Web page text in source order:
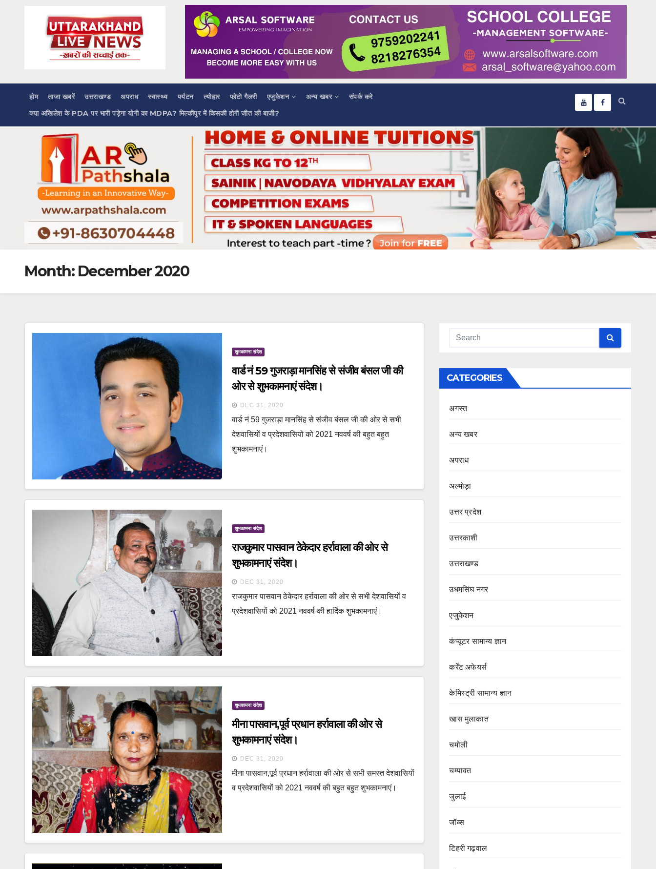
होम ताजा खबरें उत्तराखण्ड अपराध स्वास्थ्य पर्यटन त्योहार फोटो गैलरी एजुकेशन अन्य खबर
संपर्क करे
क्या अखिलेश के PDA पर भारी पड़ेगा योगी का MDPA? मिल्कीपुर में किसकी होगी जीत की बाजी?
Month: December 2020
शुभकामना संदेश
वार्ड नं 59 गुजराड़ा मानसिंह से संजीव बंसल जी की
ओर से शुभकामनाएं संदेश।
DEC 31, 2020
वार्ड नं 59 गुजराड़ा मानसिंह से संजीव बंसल जी की ओर से सभी
देशवासियों व प्रदेशवासियो को 2021 नववर्ष की बहुत बहुत
शुभकामनाएं।
शुभकामना संदेश
राजकुमार पासवान ठेकेदार हर्रावाला की ओर से
शुभकामनाएं संदेश।
DEC 31, 2020
राजकुमार पासवान ठेकेदार हर्रावाला की ओर से सभी देशवासियों व
प्रदेशवासियों को 2021 नववर्ष की हार्दिक शुभकामनाएं।
शुभकामना संदेश
मीना पासवान,पूर्व प्रधान हर्रावाला की ओर से
शुभकामनाएं संदेश।
DEC 31, 2020
मीना पासवान,पूर्व प्रधान हर्रावाला की ओर से सभी समस्त देशवासियों
व प्रदेशवासियों को 2021 नववर्ष की बहुत बहुत शुभकामनाएं।
CATEGORIES
अगस्त
अन्य खबर
अपराध
अल्मोड़ा
उत्तर प्रदेश
उत्तरकाशी
उत्तराखण्ड
उधमसिंघ नगर
एजुकेशन
कंप्यूटर सामान्य ज्ञान
कर्रेंट अफेयर्स
केमिस्ट्री सामान्य ज्ञान
खास मुलाकात
चमोली
चम्पावत
जुलाई
जॉब्स
टिहरी गढ़वाल